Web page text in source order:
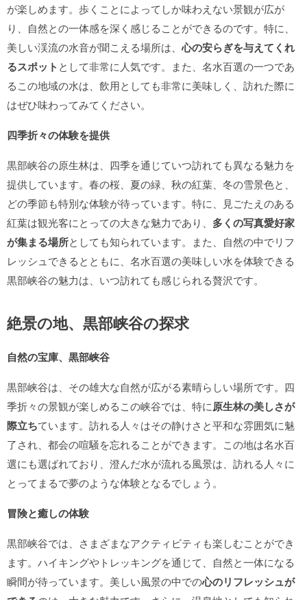
が楽しめます。歩くことによってしか味わえない景観が広が
り、自然との一体感を深く感じることができるのです。特に、
美しい渓流の水音が聞こえる場所は、心の安らぎを与えてくれ
るスポット として非常に人気です。また、名水百選の一つであ
るこの地域の水は、飲用としても非常に美味しく、訪れた際に
はぜひ味わってみてください。
四季折々の体験を提供
黒部峡谷の原生林は、四季を通じていつ訪れても異なる魅力を
提供しています。春の桜、夏の緑、秋の紅葉、冬の雪景色と、
どの季節も特別な体験が待っています。特に、見ごたえのある
紅葉は観光客にとっての大きな魅力であり、 多くの写真愛好家
が集まる場所としても知られています。また、自然の中でリフ
レッシュできるとともに、名水百選の美味しい水を体験できる
黒部峡谷の魅力は、いつ訪れても感じられる贅沢です。
絶景の地、黒部峡谷の探求
自然の宝庫、黒部峡谷
黒部峡谷は、その雄大な自然が広がる素晴らしい場所です。四
季折々の景観が楽しめるこの峡谷では、特に原生林の美しさが
際立ちています。訪れる人々はその静けさと平和な雰囲気に魅
了され、都会の喧騒を忘れることができます。この地は名水百
選にも選ばれており、澄んだ水が流れる風景は、訪れる人々に
とってまるで夢のような体験となるでしょう。
冒険と癒しの体験
黒部峡谷では、さまざまなアクティビティも楽しむことができ
ます。ハイキングやトレッキングを通じて、自然と一体になる
瞬間が待っています。美しい風景の中での心のリフレッシュが